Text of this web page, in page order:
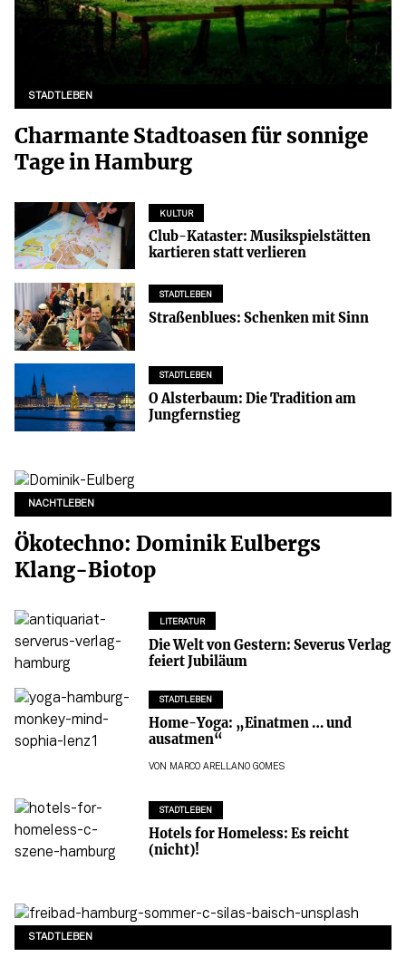
STADTLEBEN
Charmante Stadtoasen für sonnige
Tage in Hamburg
KULTUR
Club-Kataster: Musikspielstätten
kartieren statt verlieren
STADTLEBEN
Straßenblues: Schenken mit Sinn
STADTLEBEN
O Alsterbaum: Die Tradition am
Jungfernstieg
NACHTLEBEN
Ökotechno: Dominik Eulbergs
Klang-Biotop
LITERATUR
Die Welt von Gestern: Severus Verlag
feiert Jubiläum
STADTLEBEN
Home-Yoga: „Einatmen … und
ausatmen“
VON MARCO ARELLANO GOMES
STADTLEBEN
Hotels for Homeless: Es reicht
(nicht)!
STADTLEBEN